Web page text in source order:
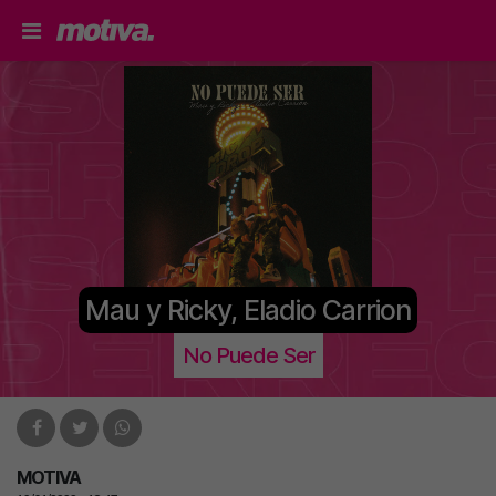
Mau y Ricky, Eladio Carrion
No Puede Ser
MOTIVA